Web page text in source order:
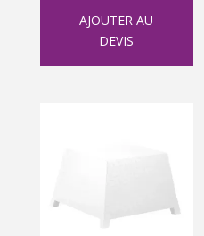
AJOUTER AU
DEVIS